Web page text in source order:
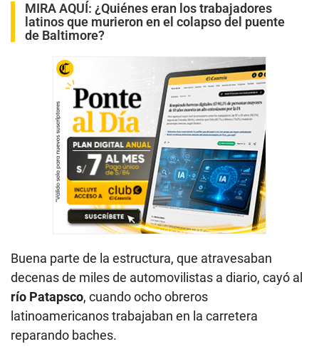
MIRA AQUÍ: ¿Quiénes eran los trabajadores
latinos que murieron en el colapso del puente
de Baltimore?
Buena parte de la estructura, que atravesaban
decenas de miles de automovilistas a diario, cayó al
río Patapsco, cuando ocho obreros
latinoamericanos trabajaban en la carretera
reparando baches.